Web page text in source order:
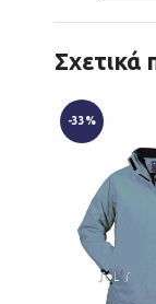
Σχετικά
-33%